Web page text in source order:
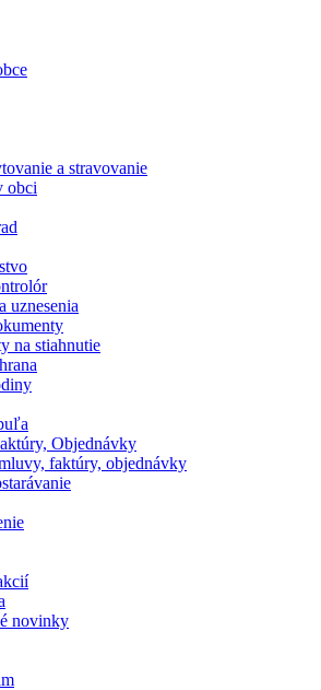
a stravovanie
obci
uznesenia
na stiahnutie
Objednávky
faktúry, objednávky
novinky